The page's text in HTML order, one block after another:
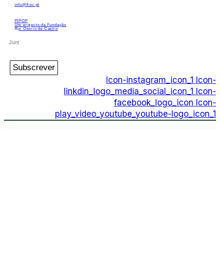
info@froc.pt
PIPOP
Um projecto da Fundação
Rui Osório de Castro
Subscrever
Icon-instagram_icon_1
Icon-
linkdin_logo_media_social_icon_1
Icon-
facebook_logo_icon Icon-
play_video_youtube_youtube-logo_icon_1